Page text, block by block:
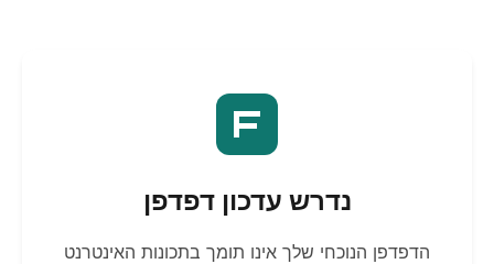
נדרש עדכון דפדפן
הדפדפן הנוכחי שלך אינו תומך בתכונות האינטרנט